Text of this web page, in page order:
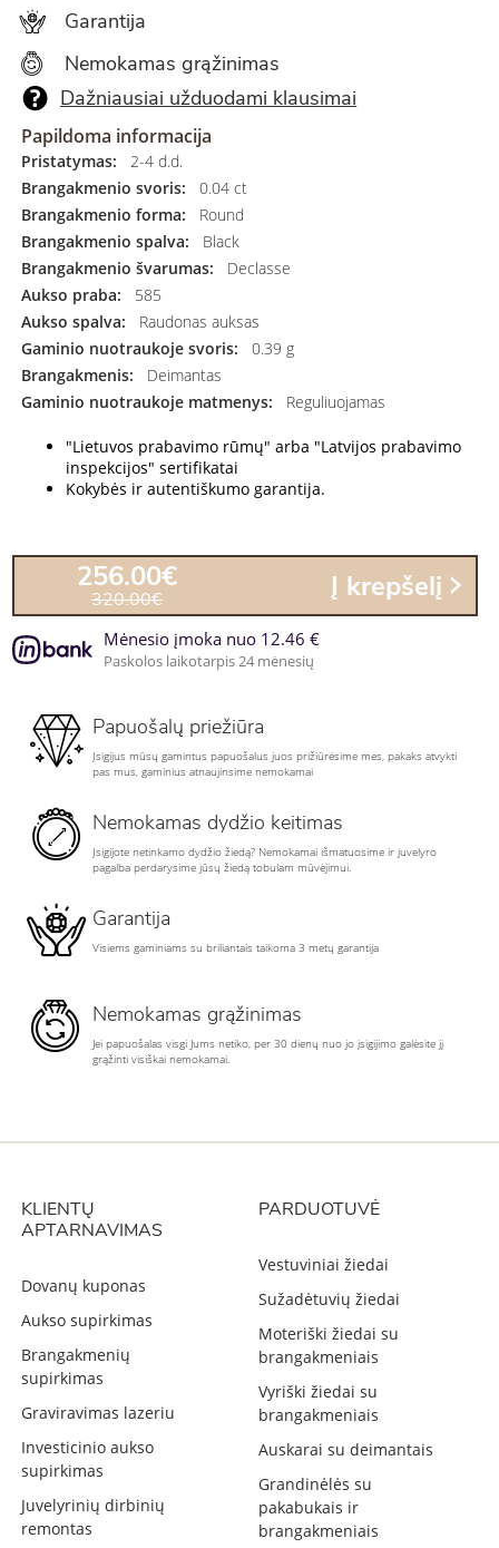
Garantija
Nemokamas grąžinimas
Dažniausiai užduodami klausimai
Papildoma informacija
Pristatymas:
2-4 d.d.
Brangakmenio svoris:
0.04 ct
Brangakmenio forma:
Round
Brangakmenio spalva:
Black
Brangakmenio švarumas:
Declasse
Aukso praba:
585
Aukso spalva:
Raudonas auksas
Gaminio nuotraukoje svoris:
0.39 g
Brangakmenis:
Deimantas
Gaminio nuotraukoje matmenys:
Reguliuojamas
"Lietuvos prabavimo rūmų" arba "Latvijos prabavimo
inspekcijos" sertifikatai
Kokybės ir autentiškumo garantija.
256.00€
320.00€ Į krepšelį
Mėnesio įmoka nuo 12.46 €
Paskolos laikotarpis 24 mėnesių
Papuošalų priežiūra
Įsigijus mūsų gamintus papuošalus juos prižiūrėsime mes, pakaks atvykti
pas mus, gaminius atnaujinsime nemokamai
Nemokamas dydžio keitimas
Įsigijote netinkamo dydžio žiedą? Nemokamai išmatuosime ir juvelyro
pagalba perdarysime jūsų žiedą tobulam mūvėjimui.
Garantija
Visiems gaminiams su briliantais taikoma 3 metų garantija
Nemokamas grąžinimas
Jei papuošalas visgi Jums netiko, per 30 dienų nuo jo įsigijimo galėsite jį
grąžinti visiškai nemokamai.
KLIENTŲ
APTARNAVIMAS
Dovanų kuponas
Aukso supirkimas
Brangakmenių
supirkimas
Graviravimas lazeriu
Investicinio aukso
supirkimas
Juvelyrinių dirbinių
remontas
PARDUOTUVĖ
Vestuviniai žiedai
Sužadėtuvių žiedai
Moteriški žiedai su
brangakmeniais
Vyriški žiedai su
brangakmeniais
Auskarai su deimantais
Grandinėlės su
pakabukais ir
brangakmeniais